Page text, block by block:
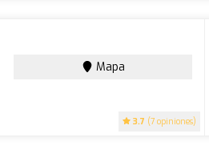
3.7 (7 opiniones)
Mapa